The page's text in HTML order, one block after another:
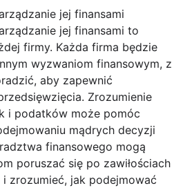
jej finansami
jej finansami to
firmy. Każda firma będzie
wyzwaniom finansowym, z
aby zapewnić
Zrozumienie
i podatków może pomóc
mądrych decyzji
finansowego mogą
poruszać się po zawiłościach
zrozumieć, jak podejmować